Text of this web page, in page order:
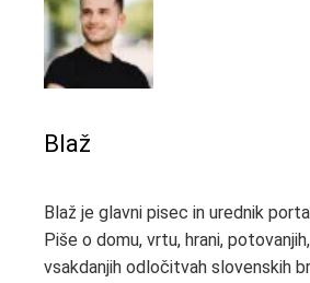
Blaž
Blaž je glavni pisec in urednik
Piše o domu, vrtu, hrani,
vsakdanjih odločitvah slovenskih